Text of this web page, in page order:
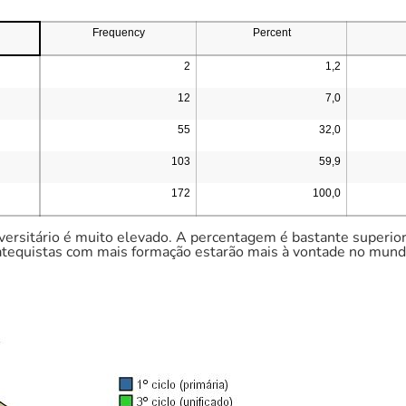
Frequency Percent
2 1,2
12 7,0
55 32,0
103 59,9
172 100,0
é muito elevado. A percentagem é bastante
com mais formação estarão mais à vontade no